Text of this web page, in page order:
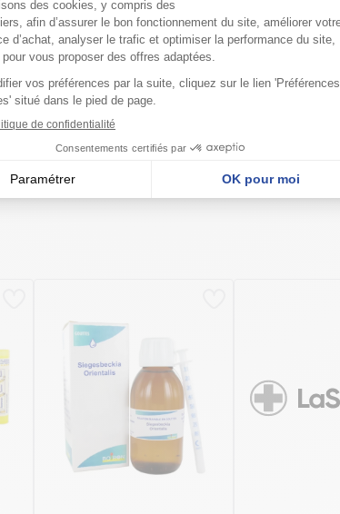
trousse à pharmacie homéopathique
est un petit guide pratique des traitements
à avoir chez soi ! L'homéopathie
une disciple à part entière dans l'arsenal
Celle-ci est basée sur le principe
...